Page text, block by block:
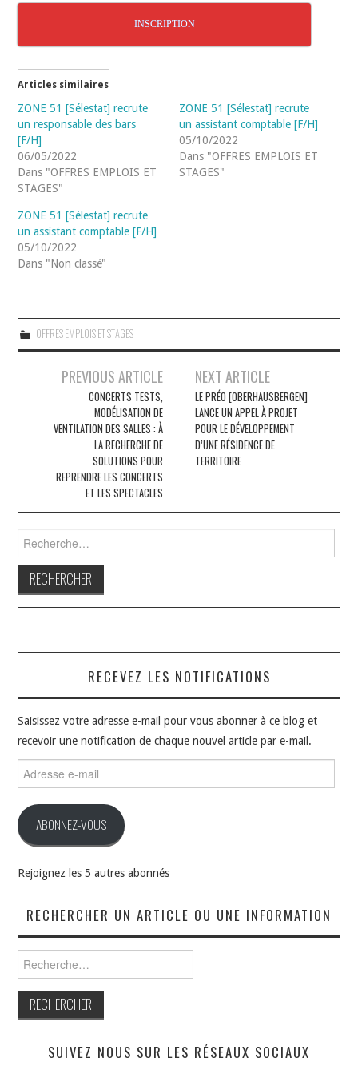
INSCRIPTION
Articles similaires
ZONE 51 [Sélestat] recrute
un responsable des bars
[F/H]
06/05/2022
Dans "OFFRES EMPLOIS ET
STAGES"
ZONE 51 [Sélestat] recrute
un assistant comptable [F/H]
05/10/2022
Dans "OFFRES EMPLOIS ET
STAGES"
ZONE 51 [Sélestat] recrute
un assistant comptable [F/H]
05/10/2022
Dans "Non classé"
OFFRES EMPLOIS ET STAGES
Navigation
articles
PREVIOUS ARTICLE
CONCERTS TESTS,
MODÉLISATION DE
VENTILATION DES SALLES : À
LA RECHERCHE DE
SOLUTIONS POUR
REPRENDRE LES CONCERTS
ET LES SPECTACLES
NEXT ARTICLE
LE PRÉO [OBERHAUSBERGEN]
LANCE UN APPEL À PROJET
POUR LE DÉVELOPPEMENT
D’UNE RÉSIDENCE DE
TERRITOIRE
RECEVEZ LES NOTIFICATIONS
Saisissez votre adresse e-mail pour vous abonner à ce blog et
recevoir une notification de chaque nouvel article par e-mail.
e-
ABONNEZ-VOUS
Rejoignez les 5 autres abonnés
RECHERCHER UN ARTICLE OU UNE INFORMATION
SUIVEZ NOUS SUR LES RÉSEAUX SOCIAUX